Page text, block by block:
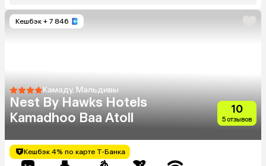
Кешбэк + 7 846
Камаду, Мальдивы
Nest By Hawks Hotels
Kamadhoo Baa Atoll
10
5 отзывов
Кешбэк 4% по карте Т-Банка